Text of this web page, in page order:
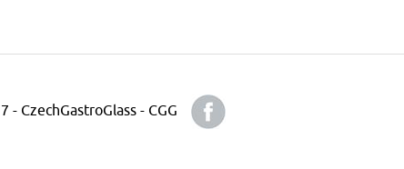
- CzechGastroGlass - CGG